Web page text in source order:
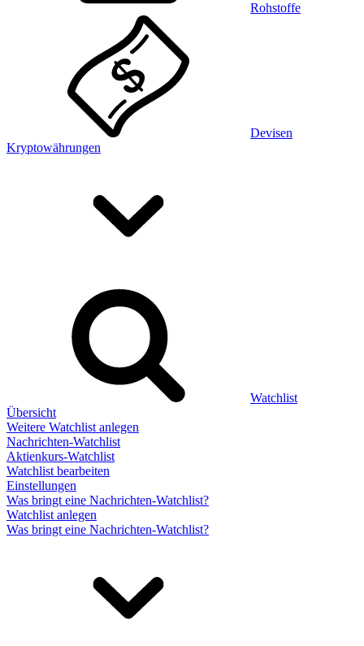
Rohstoffe
Devisen
Kryptowährungen
Watchlist
Übersicht
Weitere Watchlist anlegen
Nachrichten-Watchlist
Aktienkurs-Watchlist
Watchlist bearbeiten
Einstellungen
Was bringt eine Nachrichten-Watchlist?
Watchlist anlegen
Was bringt eine Nachrichten-Watchlist?